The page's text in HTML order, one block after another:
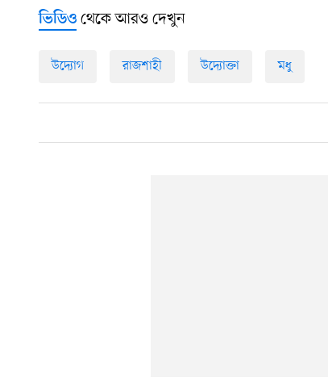
ভিডিও থেকে আরও দেখুন
উদ্যোগ রাজশাহী উদ্যোক্তা মধু